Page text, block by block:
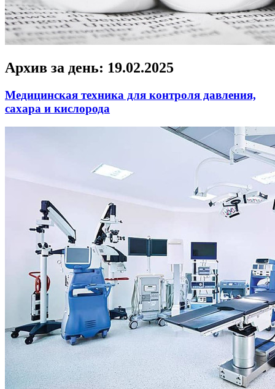
Архив за день: 19.02.2025
Медицинская техника для контроля давления,
сахара и кислорода